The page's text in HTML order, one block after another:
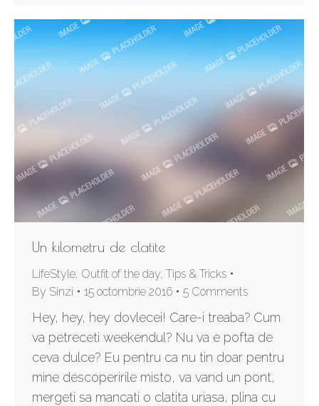
Un kilometru de clatite
LifeStyle, Outfit of the day, Tips & Tricks
By Sinzi 15 octombrie 2016 5 Comments
Hey, hey, hey dovlecei! Care-i treaba? Cum
va petreceti weekendul? Nu va e pofta de
ceva dulce? Eu pentru ca nu tin doar pentru
mine descoperirile misto, va vand un pont,
mergeti sa mancati o clatita uriasa, plina cu